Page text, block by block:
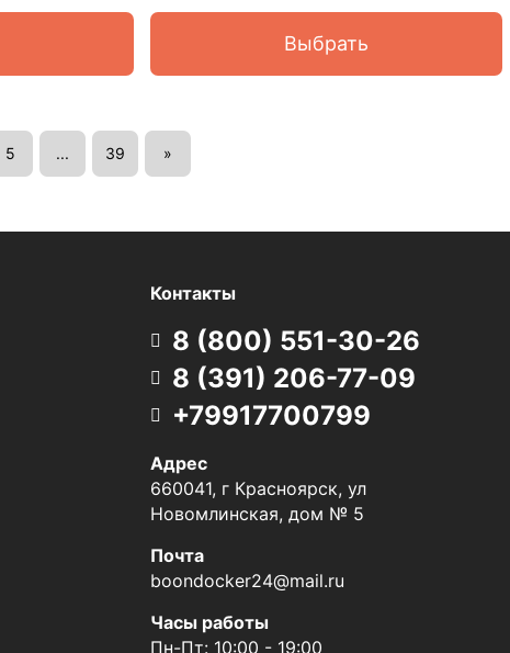
Выбрать
5 ... 39 »
Контакты
8 (800) 551-30-26
8 (391) 206-77-09
+79917700799
Адрес
660041, г Красноярск, ул
Новомлинская, дом № 5
Почта
boondocker24@mail.ru
Часы работы
Пн-Пт: 10:00 - 19:00